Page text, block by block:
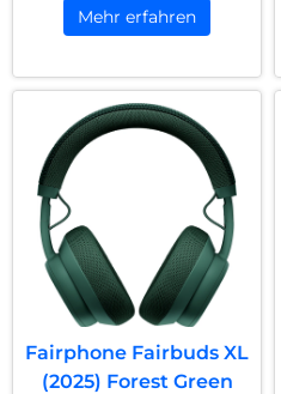
Mehr erfahren
Fairphone Fairbuds XL
(2025) Forest Green